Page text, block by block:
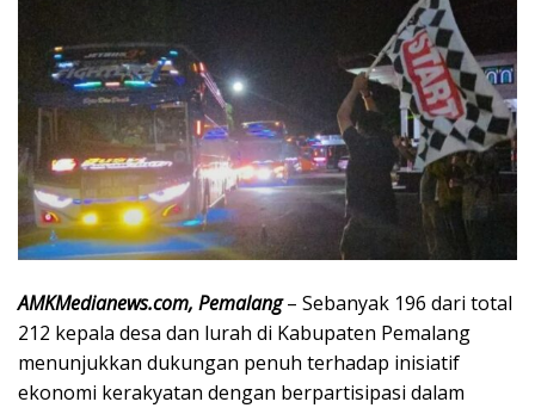
AMKMedianews.com, Pemalang– Sebanyak 196 dari total
212 kepala desa dan lurah di Kabupaten Pemalang
menunjukkan dukungan penuh terhadap inisiatif
ekonomi kerakyatan dengan berpartisipasi dalam